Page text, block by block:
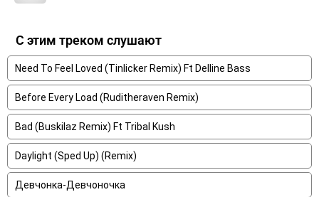
С этим треком слушают
Need To Feel Loved (Tinlicker Remix) Ft Delline Bass
Before Every Load (Ruditheraven Remix)
Bad (Buskilaz Remix) Ft Tribal Kush
Daylight (Sped Up) (Remix)
Девчонка-Девчоночка